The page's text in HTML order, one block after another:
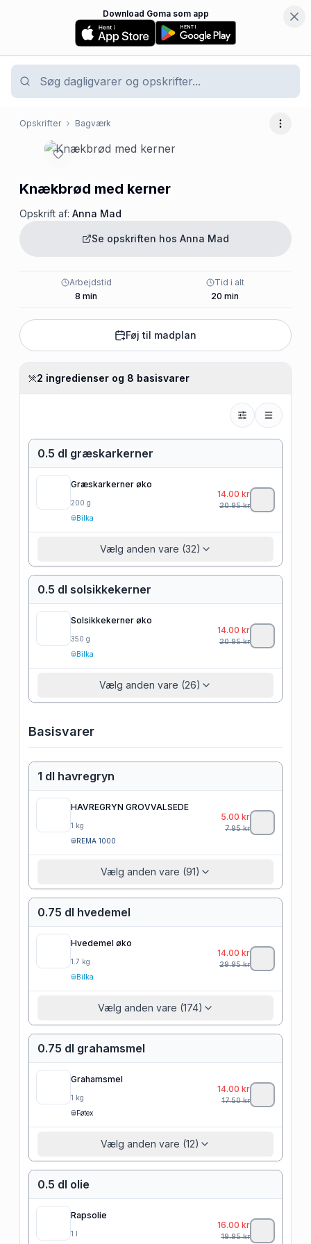
Download Goma som app
Opskrifter Bagværk Flere
Knækbrød med kerner
Opskrift af: Anna Mad
Se opskriften hos Anna Mad
Arbejdstid
8 min
Tid i alt
20 min
Føj til madplan
2 ingredienser og 8 basisvarer
0.5 dl græskarkerner
Græskarkerner øko
200 g
Bilka
14.00 kr
20.95kr
Vælg anden vare (32)
0.5 dl solsikkekerner
Solsikkekerner øko
350 g
Bilka
14.00 kr
20.95kr
Vælg anden vare (26)
Basisvarer
1 dl havregryn
HAVREGRYN GROVVALSEDE
1 kg
REMA 1000
5.00 kr
7.95kr
Vælg anden vare (91)
0.75 dl hvedemel
Hvedemel øko
1.7 kg
Bilka
14.00 kr
29.95kr
Vælg anden vare (174)
0.75 dl grahamsmel
Grahamsmel
1 kg
Føtex
14.00 kr
17.50kr
Vælg anden vare (12)
0.5 dl olie
Rapsolie
1 l
16.00 kr
19.95kr